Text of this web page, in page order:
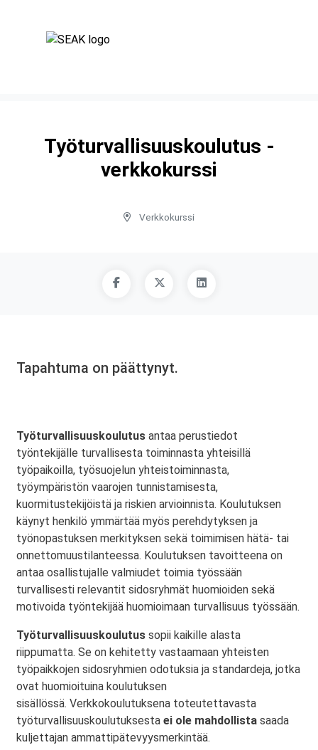
Työturvallisuuskoulutus -
verkkokurssi
Verkkokurssi
Tapahtuma on päättynyt.
Työturvallisuuskoulutus antaa perustiedot
työntekijälle turvallisesta toiminnasta yhteisillä
työpaikoilla, työsuojelun yhteistoiminnasta,
työympäristön vaarojen tunnistamisesta,
kuormitustekijöistä ja riskien arvioinnista. Koulutuksen
käynyt henkilö ymmärtää myös perehdytyksen ja
työnopastuksen merkityksen sekä toimimisen hätä- tai
onnettomuustilanteessa. Koulutuksen tavoitteena on
antaa osallistujalle valmiudet toimia työssään
turvallisesti relevantit sidosryhmät huomioiden sekä
motivoida työntekijää huomioimaan turvallisuus työssään.
Työturvallisuuskoulutus sopii kaikille alasta
riippumatta. Se on kehitetty vastaamaan yhteisten
työpaikkojen sidosryhmien odotuksia ja standardeja, jotka
ovat huomioituina koulutuksen
sisällössä. Verkkokoulutuksena toteutettavasta
työturvallisuuskoulutuksesta ei ole mahdollista saada
kuljettajan ammattipätevyysmerkintää.